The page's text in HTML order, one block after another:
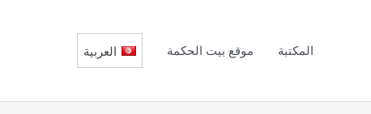
المكتبة موقع بيت الحكمة العربية